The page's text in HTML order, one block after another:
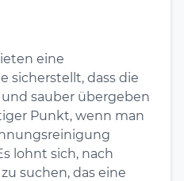
eine
sicherstellt, dass die
sauber übergeben
Punkt, wenn man
lohnt sich, nach
suchen, das eine